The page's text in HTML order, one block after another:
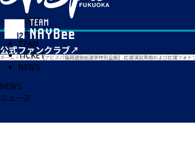
HOME
MATCH
TEAM
TICKET
NEWS
ホーム > グッズ> 【アビスパ福岡選抜総選挙特別企画】 応援演説実施および応援フォト
NEWS
ニュース